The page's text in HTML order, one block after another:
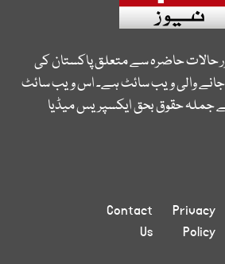
حالات حاضرہ سے متعلق پاکستان کی
والی ویب سائٹ ہے۔ اس ویب سائٹ
جملہ حقوق بحق ایکسپریس میڈیا
Privacy
Policy
Contact
Us